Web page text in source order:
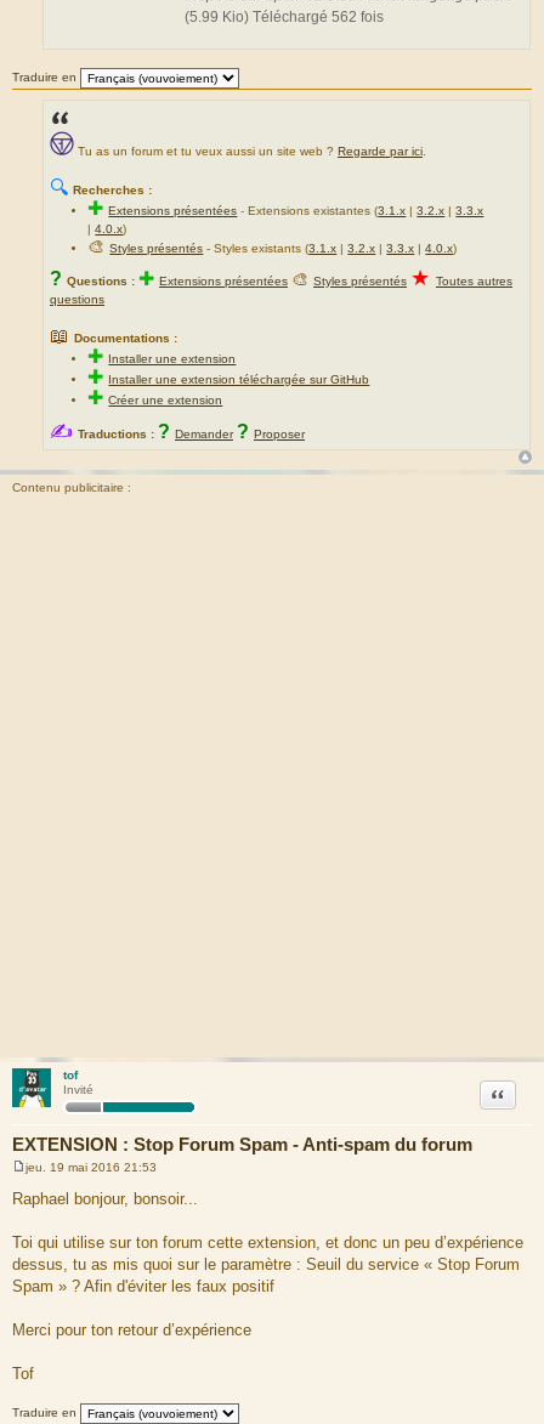
(5.99 Kio) Téléchargé 562 fois
Traduire en
Tu as un forum et tu veux aussi un site web ? Regarde par ici
🔍 Recherches :
✚Extensions présentées -Extensions existantes (3.1.x |3.2.x |3.3.x
|4.0.x)
🎨Styles présentés - Styles existants (3.1.x |3.2.x |3.3.x |4.0.x)
? Questions : ✚ Extensions présentées 🎨 Styles présentés ★ Toutes autres
questions
📖 Documentations :
✚ Installer une extension
✚ Installer une extension téléchargée sur GitHub
✚Créer une extension
✍ Traductions : ? Demander ? Proposer
Contenu publicitaire :
tof
Invité
EXTENSION : Stop Forum Spam - Anti-spam du forum
Citation
M
s
a
g
e
jeu. 19 mai 2016 21:53
Raphael bonjour, bonsoir...
Toi qui utilise sur ton forum cette extension, et donc un peu d’expérience
dessus, tu as mis quoi sur le paramètre : Seuil du service « Stop Forum
Spam » ? Afin d'éviter les faux positif
Merci pour ton retour d’expérience
Tof
Traduire en